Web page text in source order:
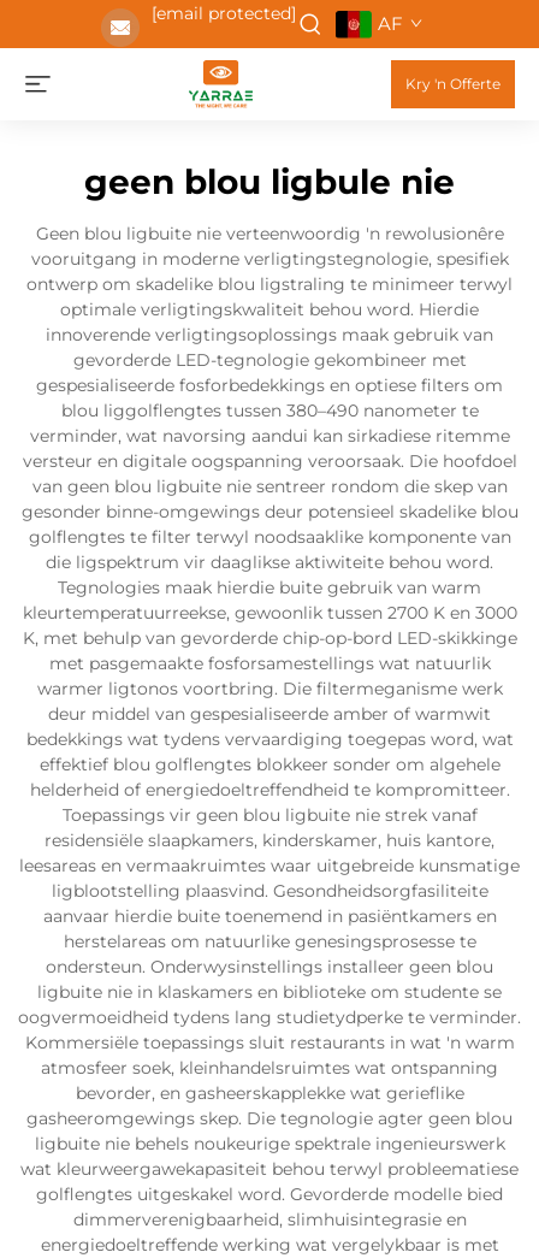
[email protected] AF
Kry 'n Offerte
geen blou ligbule nie
Geen blou ligbuite nie verteenwoordig 'n rewolusionêre
vooruitgang in moderne verligtingstegnologie, spesifiek
ontwerp om skadelike blou ligstraling te minimeer terwyl
optimale verligtingskwaliteit behou word. Hierdie
innoverende verligtingsoplossings maak gebruik van
gevorderde LED-tegnologie gekombineer met
gespesialiseerde fosforbedekkings en optiese filters om
blou liggolflengtes tussen 380–490 nanometer te
verminder, wat navorsing aandui kan sirkadiese ritemme
versteur en digitale oogspanning veroorsaak. Die hoofdoel
van geen blou ligbuite nie sentreer rondom die skep van
gesonder binne-omgewings deur potensieel skadelike blou
golflengtes te filter terwyl noodsaaklike komponente van
die ligspektrum vir daaglikse aktiwiteite behou word.
Tegnologies maak hierdie buite gebruik van warm
kleurtemperatuurreekse, gewoonlik tussen 2700 K en 3000
K, met behulp van gevorderde chip-op-bord LED-skikkinge
met pasgemaakte fosforsamestellings wat natuurlik
warmer ligtonos voortbring. Die filtermeganisme werk
deur middel van gespesialiseerde amber of warmwit
bedekkings wat tydens vervaardiging toegepas word, wat
effektief blou golflengtes blokkeer sonder om algehele
helderheid of energiedoeltreffendheid te kompromitteer.
Toepassings vir geen blou ligbuite nie strek vanaf
residensiële slaapkamers, kinderskamer, huis kantore,
leesareas en vermaakruimtes waar uitgebreide kunsmatige
ligblootstelling plaasvind. Gesondheidsorgfasiliteite
aanvaar hierdie buite toenemend in pasiëntkamers en
herstelareas om natuurlike genesingsprosesse te
ondersteun. Onderwysinstellings installeer geen blou
ligbuite nie in klaskamers en biblioteke om studente se
oogvermoeidheid tydens lang studietydperke te verminder.
Kommersiële toepassings sluit restaurants in wat 'n warm
atmosfeer soek, kleinhandelsruimtes wat ontspanning
bevorder, en gasheerskapplekke wat gerieflike
gasheeromgewings skep. Die tegnologie agter geen blou
ligbuite nie behels noukeurige spektrale ingenieurswerk
wat kleurweergawekapasiteit behou terwyl probleematiese
golflengtes uitgeskakel word. Gevorderde modelle bied
dimmerverenigbaarheid, slimhuisintegrasie en
energiedoeltreffende werking wat vergelykbaar is met